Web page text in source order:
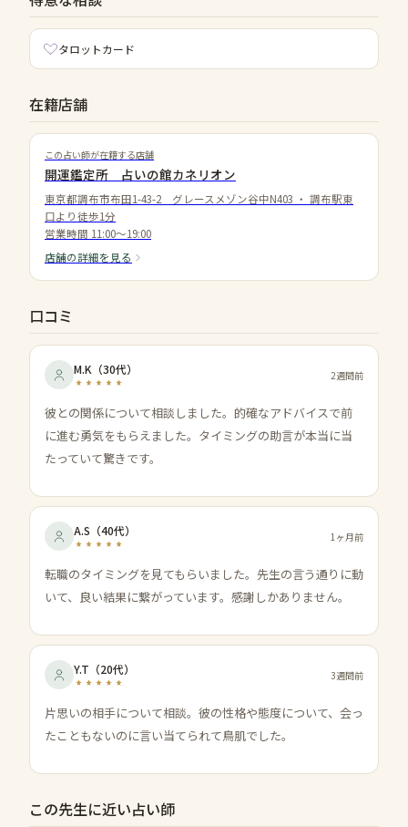
タロットカード
在籍店舗
この占い師が在籍する店舗
開運鑑定所 占いの館カネリオン
東京都調布市布田1-43-2 グレースメゾン谷中N403 ・ 調布駅東
口より徒歩1分
営業時間 11:00〜19:00
店舗の詳細を見る
口コミ
M.K （30代） 2週間前
彼との関係について相談しました。的確なアドバイスで前
に進む勇気をもらえました。タイミングの助言が本当に当
たっていて驚きです。
A.S （40代） 1ヶ月前
転職のタイミングを見てもらいました。先生の言う通りに動
いて、良い結果に繋がっています。感謝しかありません。
Y.T （20代） 3週間前
片思いの相手について相談。彼の性格や態度について、会っ
たこともないのに言い当てられて鳥肌でした。
この先生に近い占い師